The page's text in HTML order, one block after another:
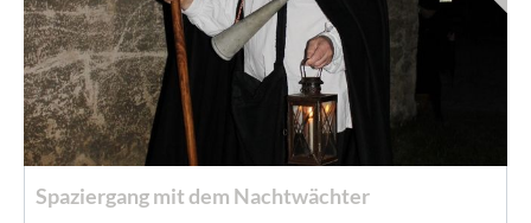
Spaziergang mit dem Nachtwächter